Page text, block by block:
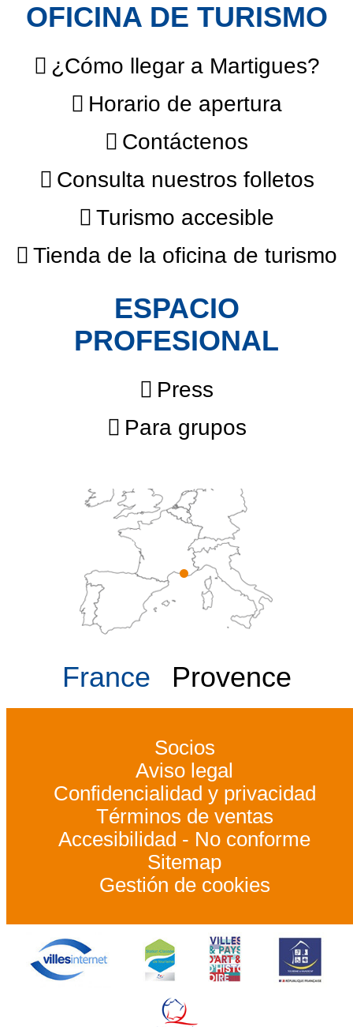
OFICINA DE TURISMO
¿Cómo llegar a Martigues?
Horario de apertura
Contáctenos
Consulta nuestros folletos
Turismo accesible
Tienda de la oficina de turismo
ESPACIO
PROFESIONAL
Press
Para grupos
France Provence
Socios
Aviso legal
Confidencialidad y privacidad
Términos de ventas
Accesibilidad - No conforme
Sitemap
Gestión de cookies